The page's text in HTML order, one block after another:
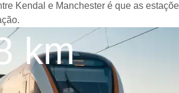
Kendal e Manchester é que as
km